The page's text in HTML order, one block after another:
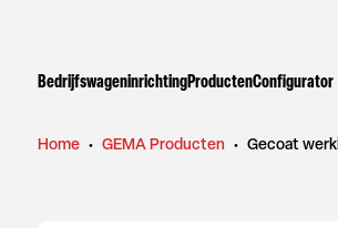
BedrijfswageninrichtingProductenConfigurator
Home • GEMA Producten • Gecoat